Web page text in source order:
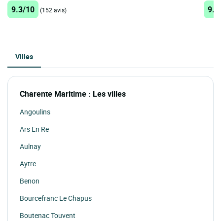
9.3/10 (152 avis)
Villes
Charente Maritime : Les villes
Angoulins
Ars En Re
Aulnay
Aytre
Benon
Bourcefranc Le Chapus
Boutenac Touvent